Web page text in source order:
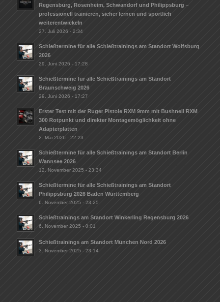
Regensburg, Rosenheim, Schwandorf und Philippsburg –
professionell trainieren, sicher lernen und sportlich
weiterentwickeln
27. Juli 2026 - 2:34
Schießtermine für alle Schießtrainings am Standort Wolfsburg
2026
29. Juni 2026 - 17:28
Schießtermine für alle Schießtrainings am Standort
Braunschweig 2026
29. Juni 2026 - 17:27
Erster Test mit der Ruger Pistole RXM 9mm mit Bushnell RXM
300 Rotpunkt und direkter Montagemöglichkeit ohne
Adapterplatten
2. Mai 2026 - 22:23
Schießtermine für alle Schießtrainings am Standort Berlin
Wannsee 2026
12. November 2025 - 23:34
Schießtermine für alle Schießtrainings am Standort
Philippsburg 2026 Baden Württemberg
6. November 2025 - 23:25
Schießtrainings am Standort Winkerling Regensburg 2026
6. November 2025 - 0:01
Schießtrainings am Standort München Nord 2026
3. November 2025 - 23:14